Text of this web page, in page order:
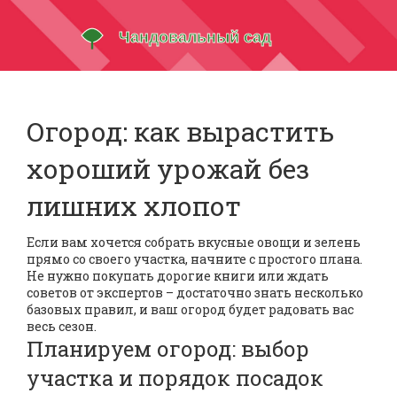
Огород: как вырастить
хороший урожай без
лишних хлопот
Если вам хочется собрать вкусные овощи и зелень
прямо со своего участка, начните с простого плана.
Не нужно покупать дорогие книги или ждать
советов от экспертов – достаточно знать несколько
базовых правил, и ваш огород будет радовать вас
весь сезон.
Планируем огород: выбор
участка и порядок посадок